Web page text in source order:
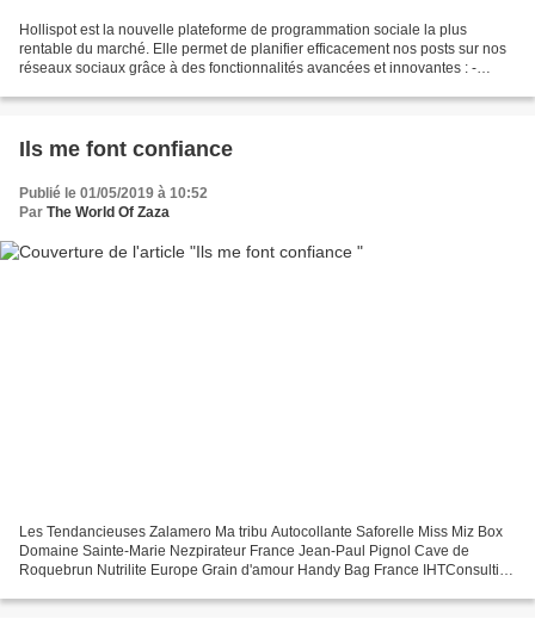
Hollispot est la nouvelle plateforme de programmation sociale la plus
rentable du marché. Elle permet de planifier efficacement nos posts sur nos
réseaux sociaux grâce à des fonctionnalités avancées et innovantes : -
Ils me font confiance
Publié le 01/05/2019 à 10:52
Par The World Of Zaza
Les Tendancieuses Zalamero Ma tribu Autocollante Saforelle Miss Miz Box
Domaine Sainte-Marie Nezpirateur France Jean-Paul Pignol Cave de
Roquebrun Nutrilite Europe Grain d'amour Handy Bag France IHTConsulting